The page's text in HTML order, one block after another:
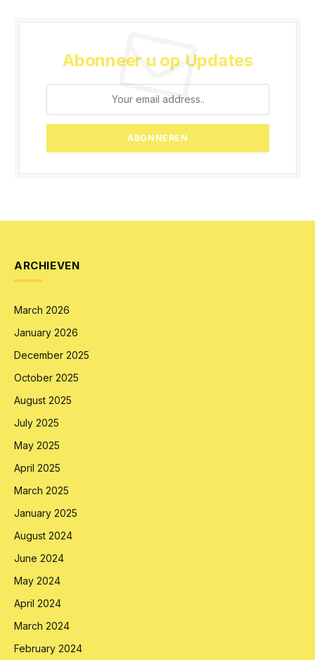
Abonneer u op Updates
ARCHIEVEN
March 2026
January 2026
December 2025
October 2025
August 2025
July 2025
May 2025
April 2025
March 2025
January 2025
August 2024
June 2024
May 2024
April 2024
March 2024
February 2024